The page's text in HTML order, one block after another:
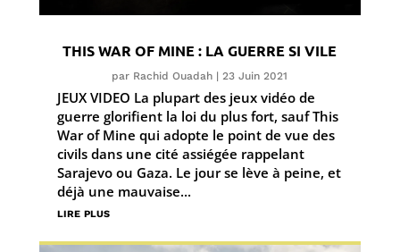
THIS WAR OF MINE : LA GUERRE SI VILE
par Rachid Ouadah |23 Juin 2021
JEUX VIDEO La plupart des jeux vidéo de
guerre glorifient la loi du plus fort, sauf This
War of Mine qui adopte le point de vue des
civils dans une cité assiégée rappelant
Sarajevo ou Gaza. Le jour se lève à peine, et
déjà une mauvaise...
lire plus